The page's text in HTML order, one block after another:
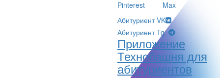
Pinterest
Max
Абитуриент VK
Абитуриент Tg
Приложение
Технобашня для
абитуриентов